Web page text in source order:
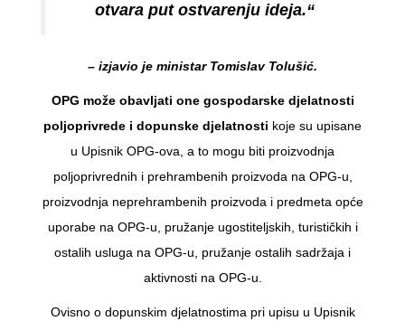
otvara put ostvarenju ideja.“
– izjavio je ministar Tomislav Tolušić.
OPG može obavljati one gospodarske djelatnosti
poljoprivrede i dopunske djelatnosti koje su upisane
u Upisnik OPG-ova, a to mogu biti proizvodnja
poljoprivrednih i prehrambenih proizvoda na OPG-u,
proizvodnja neprehrambenih proizvoda i predmeta opće
uporabe na OPG-u, pružanje ugostiteljskih, turističkih i
ostalih usluga na OPG-u, pružanje ostalih sadržaja i
aktivnosti na OPG-u.
Ovisno o dopunskim djelatnostima pri upisu u Upisnik